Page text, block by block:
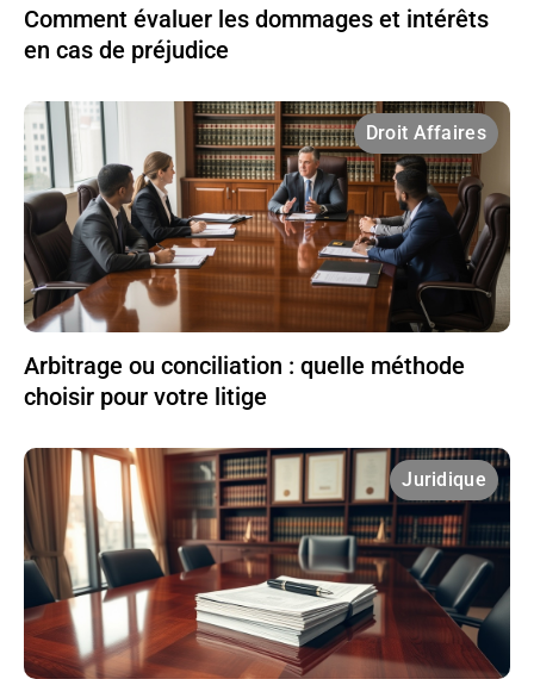
Comment évaluer les dommages et intérêts
en cas de préjudice
Droit Affaires
Arbitrage ou conciliation : quelle méthode
choisir pour votre litige
Juridique